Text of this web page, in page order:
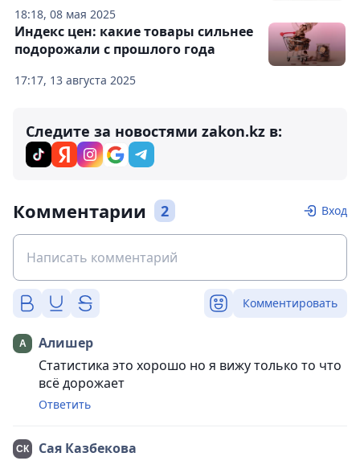
18:18, 08 мая 2025
17:17, 13 августа 2025
Индекс цен: какие товары сильнее
подорожали с прошлого года
Следите за новостями zakon.kz в:
Комментарии 2 Вход
Комментировать
Алишер
Статистика это хорошо но я вижу только то что
всё дорожает
Ответить
Сая Казбекова